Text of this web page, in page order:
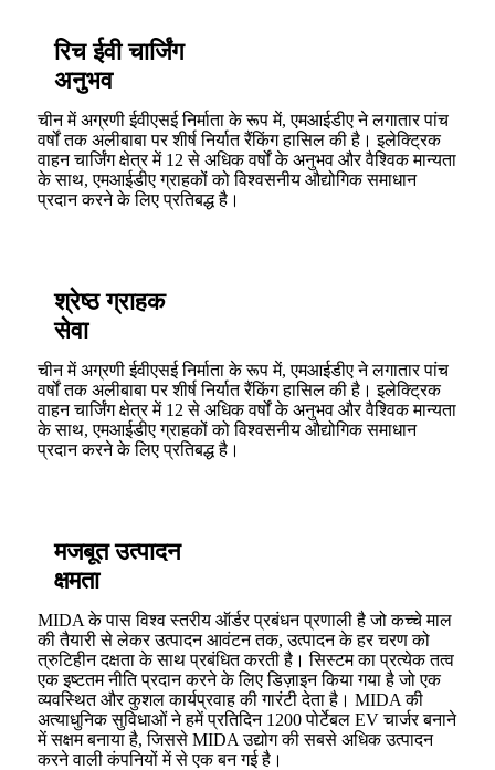
रिच ईवी चार्जिंग
अनुभव
चीन में अग्रणी ईवीएसई निर्माता के रूप में, एमआईडीए ने लगातार पांच
वर्षों तक अलीबाबा पर शीर्ष निर्यात रैंकिंग हासिल की है। इलेक्ट्रिक
वाहन चार्जिंग क्षेत्र में 12 से अधिक वर्षों के अनुभव और वैश्विक मान्यता
के साथ, एमआईडीए ग्राहकों को विश्वसनीय औद्योगिक समाधान
प्रदान करने के लिए प्रतिबद्ध है।
श्रेष्ठ ग्राहक
सेवा
चीन में अग्रणी ईवीएसई निर्माता के रूप में, एमआईडीए ने लगातार पांच
वर्षों तक अलीबाबा पर शीर्ष निर्यात रैंकिंग हासिल की है। इलेक्ट्रिक
वाहन चार्जिंग क्षेत्र में 12 से अधिक वर्षों के अनुभव और वैश्विक मान्यता
के साथ, एमआईडीए ग्राहकों को विश्वसनीय औद्योगिक समाधान
प्रदान करने के लिए प्रतिबद्ध है।
मजबूत उत्पादन
क्षमता
MIDA के पास विश्व स्तरीय ऑर्डर प्रबंधन प्रणाली है जो कच्चे माल
की तैयारी से लेकर उत्पादन आवंटन तक, उत्पादन के हर चरण को
त्रुटिहीन दक्षता के साथ प्रबंधित करती है। सिस्टम का प्रत्येक तत्व
एक इष्टतम नीति प्रदान करने के लिए डिज़ाइन किया गया है जो एक
व्यवस्थित और कुशल कार्यप्रवाह की गारंटी देता है। MIDA की
अत्याधुनिक सुविधाओं ने हमें प्रतिदिन 1200 पोर्टेबल EV चार्जर बनाने
में सक्षम बनाया है, जिससे MIDA उद्योग की सबसे अधिक उत्पादन
करने वाली कंपनियों में से एक बन गई है।